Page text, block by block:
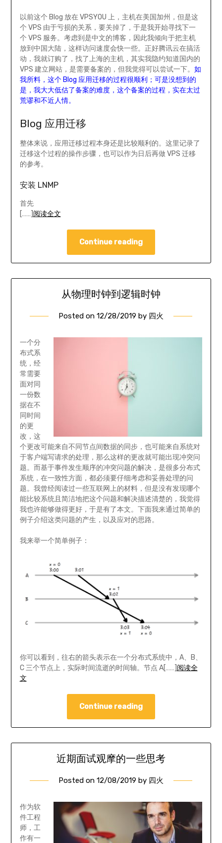
以前这个 Blog 放在 VPSYOU 上，主机在美国加州，但是这
个 VPS 由于亏损的关系，要关掉了，于是我开始寻找下一
个 VPS 服务。考虑到是中文的博客，因此我倾向于把主机
放到中国大陆，这样访问速度会快一些。正好腾讯云在搞活
动，我就订购了，找了上海的主机，其实我隐约知道国内的
VPS 建立网站，是需要备案的，但我觉得可以尝试一下。 如
我所料，这个 Blog 应用迁移的过程很顺利；可是没想到的
是，我大大低估了备案的难度，这个备案的过程，实在太过
荒谬和不近人情。
Blog 应用迁移
整体来说，应用迁移过程本身还是比较顺利的。这里记录了
迁移这个过程的操作步骤，也可以作为日后再做 VPS 迁移
的参考。
安装 LNMP
首先
[……] 阅读全文
Continue reading
从物理时钟到逻辑时钟
Posted on 12/28/2019 by 四火
一个分
布式系
统，经
常需要
面对同
一份数
据在不
同时间
的更
改，这
个更改可能来自不同节点间数据的同步，也可能来自系统对
于客户端写请求的处理，那么这样的更改就可能出现冲突问
题。而基于事件发生顺序的冲突问题的解决，是很多分布式
系统，在一致性方面，都必须要仔细考虑和妥善处理的问
题。我曾经阅读过一些互联网上的材料，但是没有发现哪个
能比较系统且简洁地把这个问题和解决描述清楚的，我觉得
我也许能够做得更好，于是有了本文。下面我来通过简单的
例子介绍这类问题的产生，以及应对的思路。
我来举一个简单例子：
你可以看到，往右的箭头表示在一个分布式系统中，A、B、
C 三个节点上，实际时间流逝的时间轴。节点 A[……] 阅读全
文
Continue reading
近期面试观摩的一些思考
Posted on 12/08/2019 by 四火
作为软
件工程
师，工
作有一